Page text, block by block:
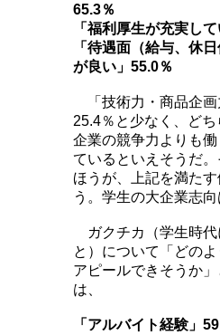
65.3％
「福利厚生が充実し
「待遇面（給与、休
が良い」55.0％
「技術力・商品企画
25.4％と少なく、どち
企業の競争力よりも
ているといえそうだ
ほうが、上記を満た
う。学生の大企業志向
ガクチカ（学生時代
と）について「どの
アピールできそうか
は、
「アルバイト経験」